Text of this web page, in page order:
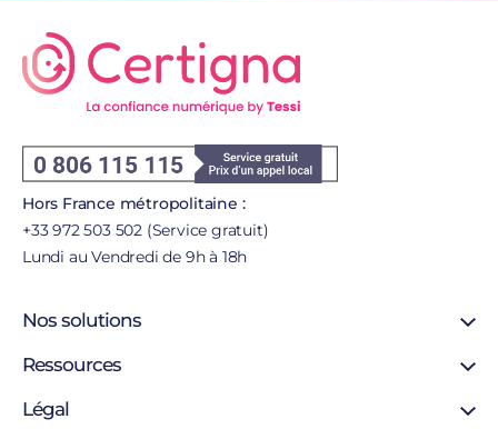
Hors France métropolitaine :
+33 972 503 502 (Service gratuit)
Lundi au Vendredi de 9h à 18h
Nos solutions
Signature en ligne
Certificat personne morale
Ressources
Support
Légal